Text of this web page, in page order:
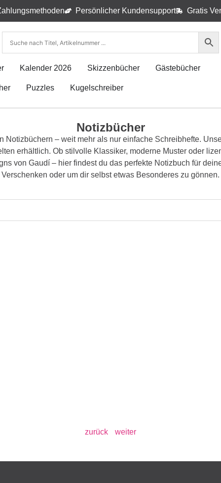
Persönlicher Kundensupport Gratis
Kalender 2026 Skizzenbücher Gästebücher
Puzzles Kugelschreiber
Notizbücher
– weit mehr als nur einfache Schreibhefte.
erhältlich. Ob stilvolle Klassiker, moderne Muster oder
von Gaudí – hier findest du das perfekte Notizbuch für
Verschenken oder um dir selbst etwas Besonderes zu gönnen.
zurück weiter